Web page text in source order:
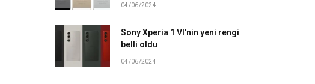
04/06/2024
Sony Xperia 1 VI’nin yeni rengi
belli oldu
04/06/2024